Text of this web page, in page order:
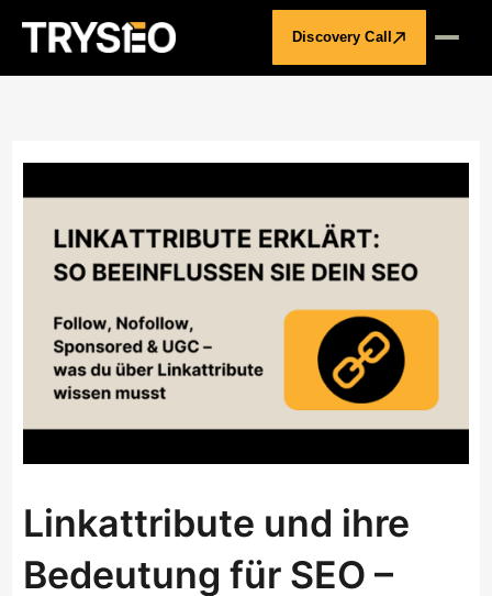
Discovery Call
Linkattribute und ihre
Bedeutung für SEO –